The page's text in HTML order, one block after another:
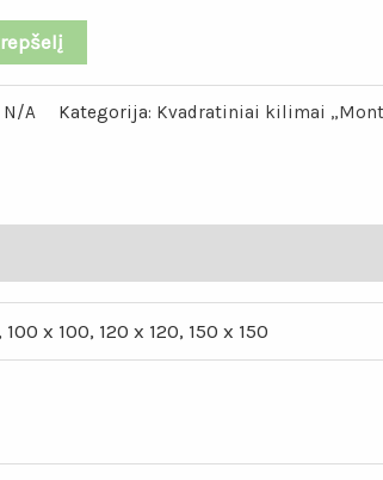
N/A Kategorija: Kvadratiniai kilimai
x 100, 120 x 120, 150 x 150